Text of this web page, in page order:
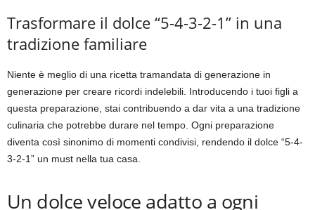
Trasformare il dolce “5-4-3-2-1” in una
tradizione familiare
Niente è meglio di una ricetta tramandata di generazione in
generazione per creare ricordi indelebili. Introducendo i tuoi figli a
questa preparazione, stai contribuendo a dar vita a una tradizione
culinaria che potrebbe durare nel tempo. Ogni preparazione
diventa così sinonimo di momenti condivisi, rendendo il dolce “5-4-
3-2-1” un must nella tua casa.
Un dolce veloce adatto a ogni